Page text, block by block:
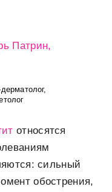
Патрин,
относятся
сильный
обострения,